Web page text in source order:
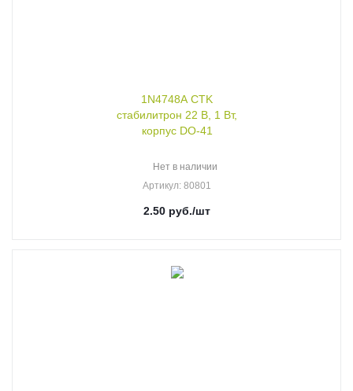
1N4748A CTK
стабилитрон 22 В, 1 Вт,
корпус DO-41
Нет в наличии
Артикул: 80801
2.50 руб./шт